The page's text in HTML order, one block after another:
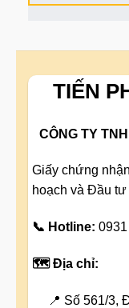
TIẾN
CÔNG TY
Giấy chứng
hoạch và Đầu tư
📞 Hotline:
🗺️ Địa chỉ:
📍 Số 561/3,